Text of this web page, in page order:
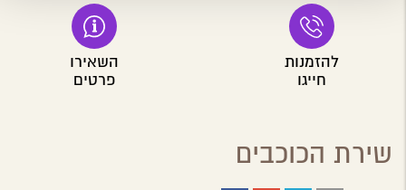
להזמנות
חייגו
השאירו
פרטים
שירת הכוכבים